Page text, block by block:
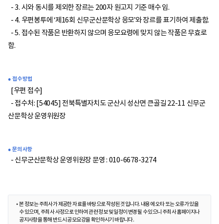
-3. 시와 동시를 제외한 장르는 200자 원고지 기준 매수 임.
- 4. 우편봉투에 ‘제16회 신무군산문학상 응모’와 장르를 표기하여 제출함.
-5. 접수된 작품은 반환하지 않으며 응모요령에 맞지 않는 작품은 무효로
함.
● 접수 방법
[우편 접수]
- 접수처: [54045] 전북특별자치도 군산시 성산면 큰골길 22-11 신무군
산문학상 운영위원장
● 문의 사항
- 신무군산문학상 운영위원장 문영 : 010-6678-3274
본 정보는 주최사가 제공한 자료를 바탕으로 작성된 것입니다. 내용에 오타 또는 오류가 있을
수 있으며, 주최사 사정으로 인하여 관련 정보 및 일정이 변경될 수 있으니 주최사 홈페이지나
공지사항을 통해 반드시 공모요강을 확인하시기 바랍니다.